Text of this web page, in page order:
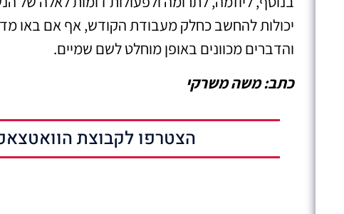
יכולות להחשב כחלק מעבודת הקודש, אף אם באו
והדברים מכוונים באופן מוחלט לשם שמיים.
כתב: משה משרקי
הצטרפו לקבוצת